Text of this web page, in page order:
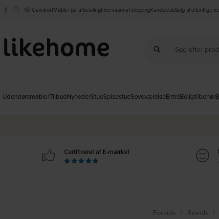
GavekortMøbler på afbetalingInternational shippingKundeklubSalg til offentlige
UdendørsmøblerTilbudNyhederStueSpisestueSoveværelseEntréBoligtilbehør
Certificeret af E-mærket
Forside Brands